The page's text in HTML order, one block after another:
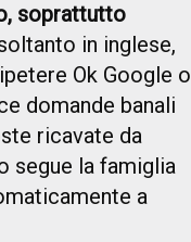
soprattutto
in inglese,
Ok Google o
domande banali
ricavate da
segue la famiglia
a